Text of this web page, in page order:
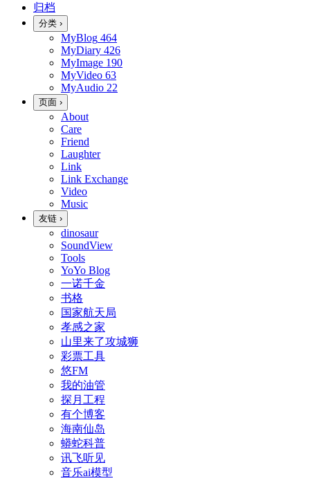
归档
分类 ›
MyBlog 464
MyDiary 426
MyImage 190
MyVideo 63
MyAudio 22
页面 ›
About
Care
Friend
Laughter
Link
Link Exchange
Video
Music
友链 ›
dinosaur
SoundView
Tools
YoYo Blog
一诺千金
书格
国家航天局
孝感之家
山里来了攻城狮
彩票工具
悠FM
我的油管
探月工程
有个博客
海南仙岛
蟒蛇科普
讯飞听见
音乐ai模型